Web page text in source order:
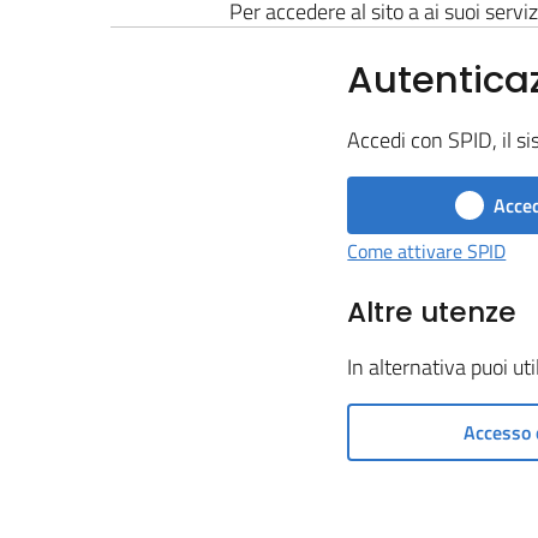
Per accedere al sito a ai suoi
Accedi con SPID, il
Come attivare SPID
Altre utenze
In alternativa puoi